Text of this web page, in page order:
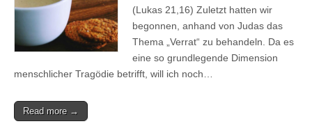
(Lukas 21,16) Zuletzt hatten wir
begonnen, anhand von Judas das
Thema „Verrat“ zu behandeln. Da es
eine so grundlegende Dimension
menschlicher Tragödie betrifft, will ich noch…
Read more →